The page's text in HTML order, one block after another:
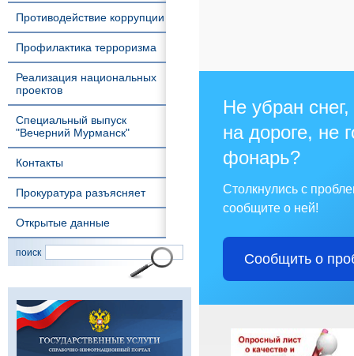
Противодействие коррупции
Профилактика терроризма
Реализация национальных
проектов
Специальный выпуск
"Вечерний Мурманск"
Контакты
Прокуратура разъясняет
Открытые данные
поиск
Не убран
на дороге, не
фонарь?
Столкнулись с
сообщите о ней!
Сообщить о